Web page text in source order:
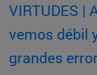
VIRTUDES |
vemos débil
grandes